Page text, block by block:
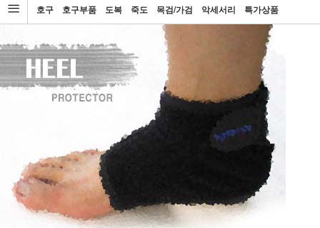
호구 호구부품 도복 죽도 목검/가검 악세서리 특가상품